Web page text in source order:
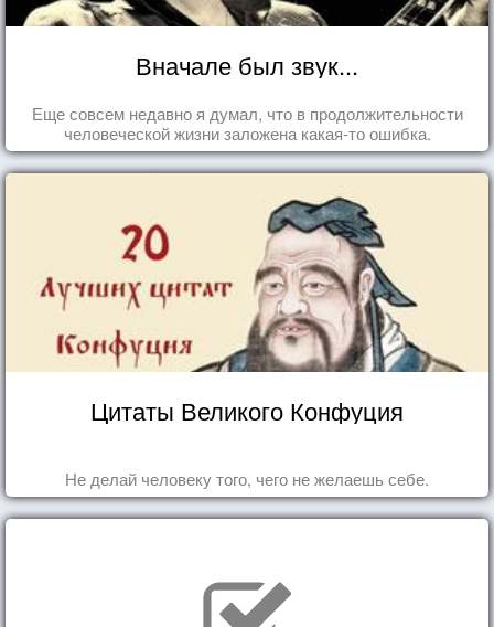
Вначале был звук...
Еще совсем недавно я думал, что в продолжительности
человеческой жизни заложена какая-то ошибка.
Цитаты Великого Конфуция
Не делай человеку того, чего не желаешь себе.